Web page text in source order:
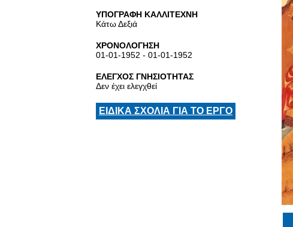
ΥΠΟΓΡΑΦΗ ΚΑΛΛΙΤΕΧΝΗ
Κάτω Δεξιά
ΧΡΟΝΟΛΟΓΗΣΗ
01-01-1952 - 01-01-1952
ΕΛΕΓΧΟΣ ΓΝΗΣΙΟΤΗΤΑΣ
Δεν έχει ελεγχθεί
ΕΙΔΙΚΑ ΣΧΟΛΙΑ ΓΙΑ ΤΟ ΕΡΓΟ